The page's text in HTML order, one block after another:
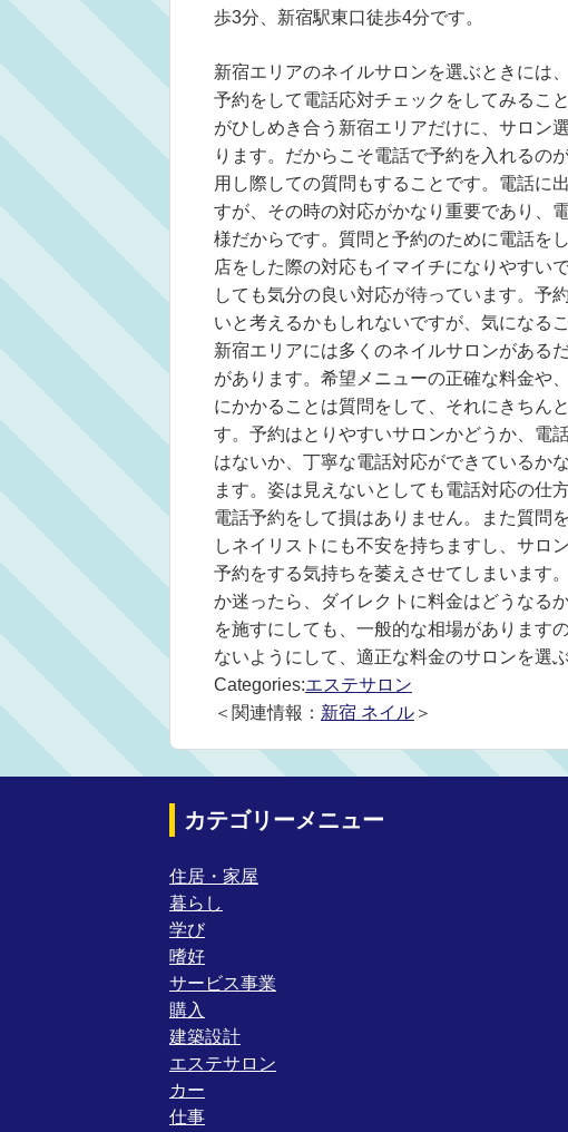
歩3分、新宿駅東口徒歩4分です。
新宿エリアのネイルサロンを選ぶときには
予約をして電話応対チェックをしてみるこ
がひしめき合う新宿エリアだけに、サロン
ります。だからこそ電話で予約を入れるの
用し際しての質問もすることです。電話に
すが、その時の対応がかなり重要であり、
様だからです。質問と予約のために電話を
店をした際の対応もイマイチになりやすい
しても気分の良い対応が待っています。予
いと考えるかもしれないですが、気になる
新宿エリアには多くのネイルサロンがある
があります。希望メニューの正確な料金や
にかかることは質問をして、それにきちん
す。予約はとりやすいサロンかどうか、電
はないか、丁寧な電話対応ができているか
ます。姿は見えないとしても電話対応の仕
電話予約をして損はありません。また質問
しネイリストにも不安を持ちますし、サロ
予約をする気持ちを萎えさせてしまいます
か迷ったら、ダイレクトに料金はどうなる
を施すにしても、一般的な相場があります
ないようにして、適正な料金のサロンを選
Categories:エステサロン
＜関連情報： 新宿 ネイル ＞
カテゴリーメニュー
住居・家屋
暮らし
学び
嗜好
サービス事業
購入
建築設計
エステサロン
カー
仕事